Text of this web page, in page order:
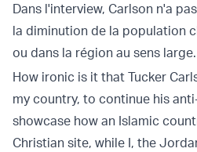
Dans l'interview, Carlson n'a
la diminution de la population
ou dans la région au sens large.
How ironic is it that Tucker
my country, to continue his
showcase how an Islamic
Christian site, while I, the